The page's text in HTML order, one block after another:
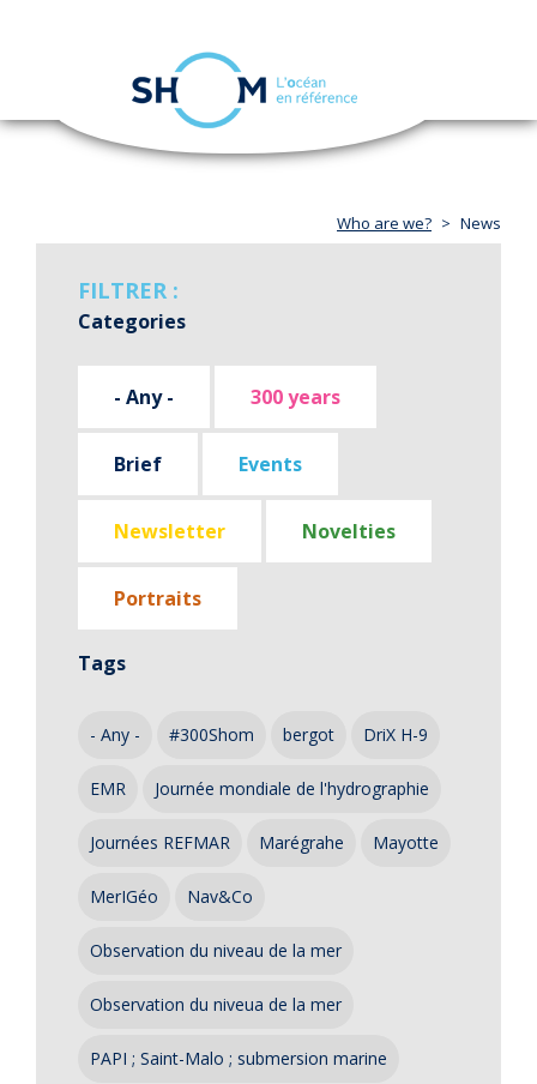
Skip
navigation
Who are we? News
FILTRER :
Categories
- Any - 300 years
Brief Events
Newsletter Novelties
Portraits
Tags
- Any - #300Shom bergot DriX H-9
EMR Journée mondiale de l'hydrographie
Journées REFMAR Marégrahe Mayotte
MerIGéo Nav&Co
Observation du niveau de la mer
Observation du niveua de la mer
PAPI ; Saint-Malo ; submersion marine